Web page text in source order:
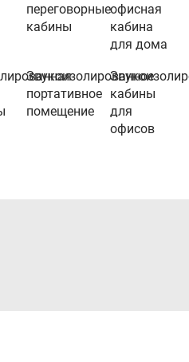
переговорные
кабины
офисная
кабина
для дома
Звукоизолированное
портативное
помещение
кабины
для
офисов